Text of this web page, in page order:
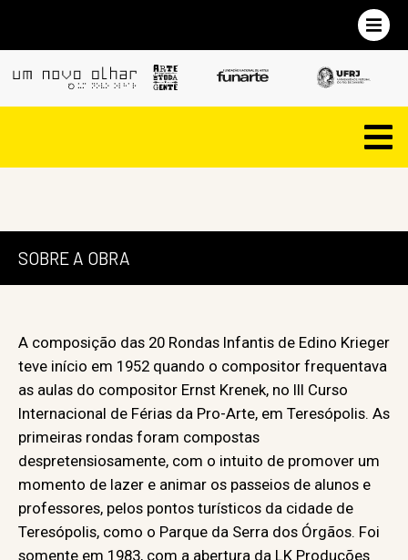
SOBRE A OBRA
A composição das 20 Rondas Infantis de Edino Krieger
teve início em 1952 quando o compositor frequentava
as aulas do compositor Ernst Krenek, no III Curso
Internacional de Férias da Pro-Arte, em Teresópolis. As
primeiras rondas foram compostas
despretensiosamente, com o intuito de promover um
momento de lazer e animar os passeios de alunos e
professores, pelos pontos turísticos da cidade de
Teresópolis, como o Parque da Serra dos Órgãos. Foi
somente em 1983, com a abertura da LK Produções